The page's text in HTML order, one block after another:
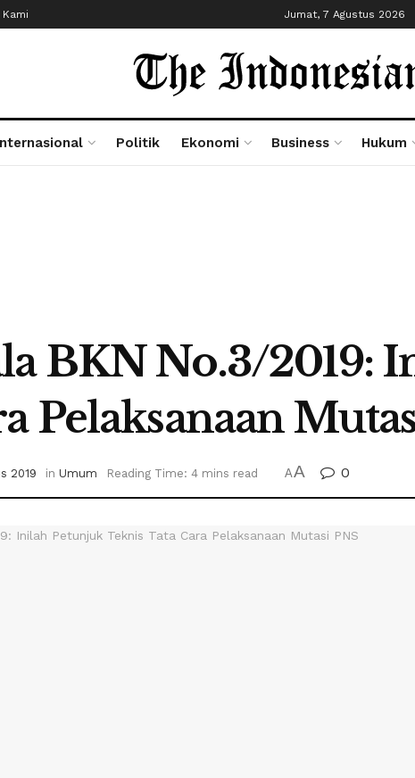
Kami Jumat, 7 Agustus 2026
Politik Ekonomi Business Hukum
BKN No.3/2019:
Pelaksanaan
2019 in Umum Reading Time: 4 mins read AA 0